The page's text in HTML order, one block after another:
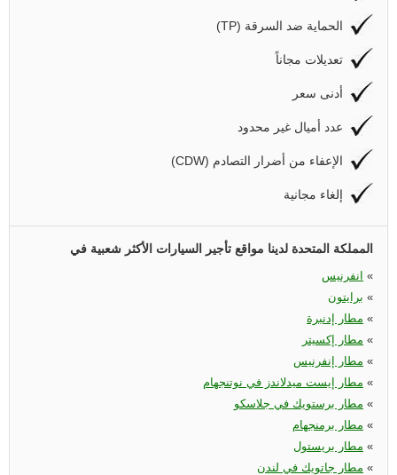
(TP) الحماية ضد السرقة
تعديلات مجاناً
أدنى سعر
عدد أميال غير محدود
(CDW) الإعفاء من أضرار التصادم
إلغاء مجانية
المملكة المتحدة لدينا مواقع تأجير السيارات الأكثر شعبية في
انفرنيس «
برايتون «
مطار إدنبرة «
مطار إكسيتر «
مطار إنفرنيس «
مطار إيست ميدلاندز في نوتنجهام «
مطار برستويك في جلاسكو «
مطار برمنجهام «
مطار بريستول «
مطار جاتويك في لندن «